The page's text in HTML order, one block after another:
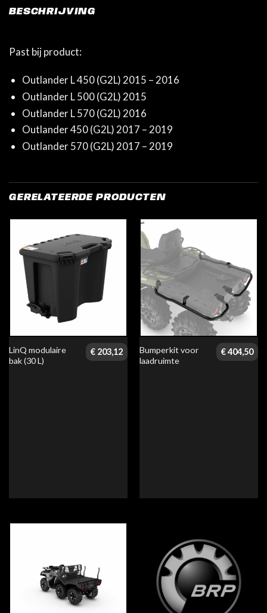
BESCHRIJVING
Past bij product:
Outlander L 450 (G2L) 2015 – 2016
Outlander L 500 (G2L) 2015
Outlander L 570 (G2L) 2016
Outlander 450 (G2L) 2017 – 2019
Outlander 570 (G2L) 2017 – 2019
GERELATEERDE PRODUCTEN
LinQ modulaire
bak (30 L)
€ 203,12
Bumperkit voor
laadruimte
€404,50